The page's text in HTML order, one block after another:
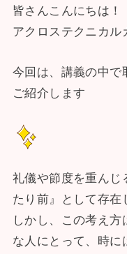
皆さんこんにちは！
アクロステクニカル
今回は、講義の中で
ご紹介します
礼儀や節度を重んじ
たり前』として存在
しかし、この考え
な人にとって、時に